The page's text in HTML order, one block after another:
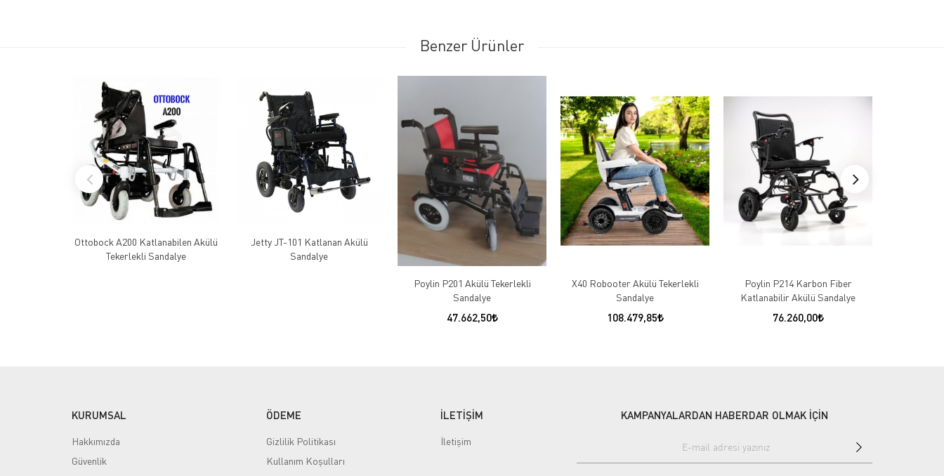
Benzer Ürünler
Ottobock A200 Katlanabilen Akülü
Tekerlekli Sandalye
Jetty JT-101 Katlanan Akülü
Sandalye
Poylin P201 Akülü Tekerlekli
Sandalye
47.662,50
X40 Robooter Akülü Tekerlekli
Sandalye
108.479,85
Poylin P214 Karbon Fiber
Katlanabilir Akülü Sandalye
76.260,00
KURUMSAL
Hakkımızda
Güvenlik
ÖDEME
Gizlilik Politikası
Kullanım Koşulları
İLETİŞİM
İletişim
KAMPANYALARDAN HABERDAR OLMAK İÇİN